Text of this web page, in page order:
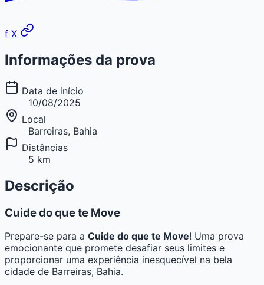
f X
Informações da prova
Data de início
10/08/2025
Local
Barreiras, Bahia
Distâncias
5 km
Descrição
Cuide do que te Move
Prepare-se para a Cuide do que te Move! Uma prova
emocionante que promete desafiar seus limites e
proporcionar uma experiência inesquecível na bela
cidade de Barreiras, Bahia.